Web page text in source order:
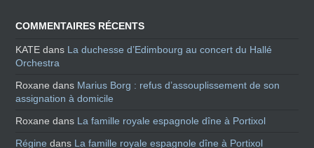
COMMENTAIRES RÉCENTS
KATE dans La duchesse d’Edimbourg au concert du Hallé
Orchestra
Roxane dans Marius Borg : refus d’assouplissement de son
assignation à domicile
Roxane dans La famille royale espagnole dîne à Portixol
Régine dans La famille royale espagnole dîne à Portixol